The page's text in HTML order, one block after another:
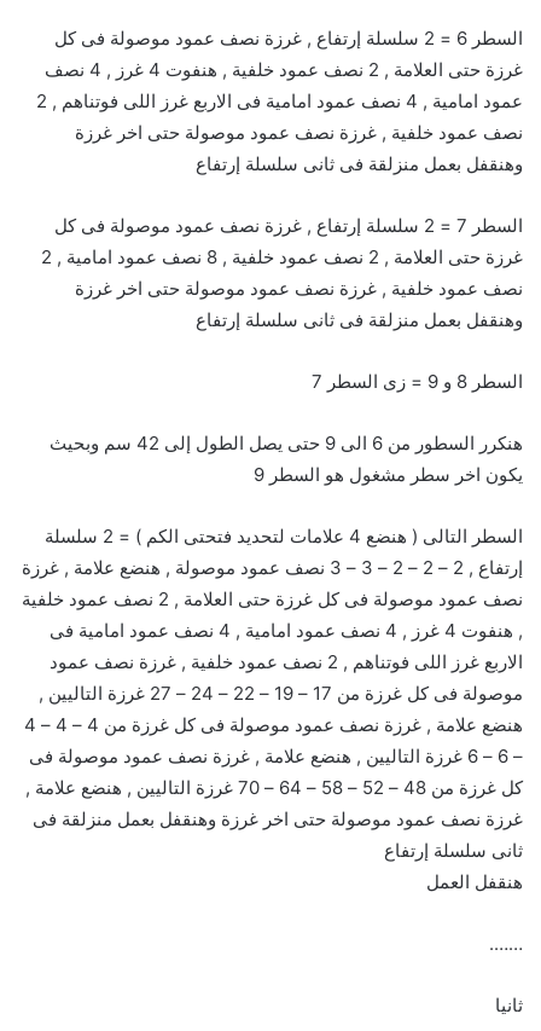
السطر 6 = 2 سلسلة إرتفاع , غرزة نصف عمود موصولة فى كل
غرزة حتى العلامة , 2 نصف عمود خلفية , هنفوت 4 غرز , 4 نصف
عمود امامية , 4 نصف عمود امامية فى الاربع غرز اللى فوتناهم , 2
نصف عمود خلفية , غرزة نصف عمود موصولة حتى اخر غرزة
وهنقفل بعمل منزلقة فى ثانى سلسلة إرتفاع
السطر 7 = 2 سلسلة إرتفاع , غرزة نصف عمود موصولة فى كل
غرزة حتى العلامة , 2 نصف عمود خلفية , 8 نصف عمود امامية , 2
نصف عمود خلفية , غرزة نصف عمود موصولة حتى اخر غرزة
وهنقفل بعمل منزلقة فى ثانى سلسلة إرتفاع
السطر 8 و 9 = زى السطر 7
هنكرر السطور من 6 الى 9 حتى يصل الطول إلى 42 سم وبحيث
يكون اخر سطر مشغول هو السطر 9
السطر التالى ( هنضع 4 علامات لتحديد فتحتى الكم ) = 2 سلسلة
إرتفاع , 2 – 2 – 2 – 3 – 3 نصف عمود موصولة , هنضع علامة , غرزة
نصف عمود موصولة فى كل غرزة حتى العلامة , 2 نصف عمود خلفية
, هنفوت 4 غرز , 4 نصف عمود امامية , 4 نصف عمود امامية فى
الاربع غرز اللى فوتناهم , 2 نصف عمود خلفية , غرزة نصف عمود
موصولة فى كل غرزة من 17 – 19 – 22 – 24 – 27 غرزة التاليين ,
هنضع علامة , غرزة نصف عمود موصولة فى كل غرزة من 4 – 4 – 4
– 6 – 6 غرزة التاليين , هنضع علامة , غرزة نصف عمود موصولة فى
كل غرزة من 48 – 52 – 58 – 64 – 70 غرزة التاليين , هنضع علامة ,
غرزة نصف عمود موصولة حتى اخر غرزة وهنقفل بعمل منزلقة فى
ثانى سلسلة إرتفاع
هنقفل العمل
…….
ثانيا